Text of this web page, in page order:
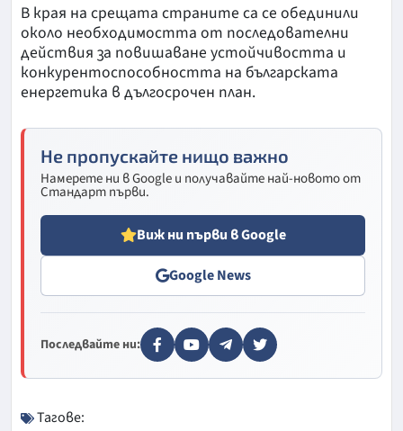
В края на срещата страните са се обединили
около необходимостта от последователни
действия за повишаване устойчивостта и
конкурентоспособността на българската
енергетика в дългосрочен план.
Не пропускайте нищо важно
Намерете ни в Google и получавайте най-новото от
Стандарт първи.
Виж ни първи в Google
Google News
Последвайте ни:
Тагове: